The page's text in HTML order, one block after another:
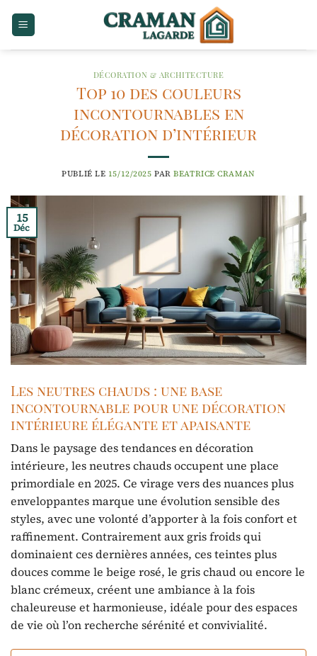
DÉCORATION & ARCHITECTURE
Top 10 des couleurs
incontournables en
décoration d’intérieur
PUBLIÉ LE 15/12/2025 PARBEATRICE CRAMAN
15
Déc
Les neutres chauds : une base
incontournable pour une décoration
intérieure élégante et apaisante
Dans le paysage des tendances en décoration
intérieure, les neutres chauds occupent une place
primordiale en 2025. Ce virage vers des nuances plus
enveloppantes marque une évolution sensible des
styles, avec une volonté d’apporter à la fois confort et
raffinement. Contrairement aux gris froids qui
dominaient ces dernières années, ces teintes plus
douces comme le beige rosé, le gris chaud ou encore le
blanc crémeux, créent une ambiance à la fois
chaleureuse et harmonieuse, idéale pour des espaces
de vie où l’on recherche sérénité et convivialité.